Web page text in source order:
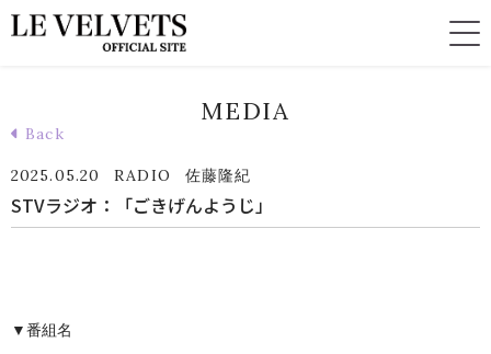
MEDIA
Back
2025.05.20 RADIO 佐藤隆紀
STVラジオ：「ごきげんようじ」
▼番組名